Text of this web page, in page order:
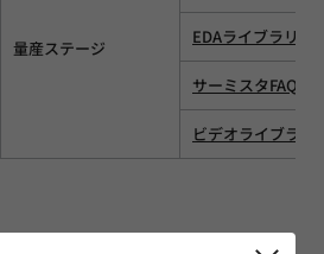
量産ステージ
EDAライブラリ
サーミスタFAQ
ビデオライブラリ